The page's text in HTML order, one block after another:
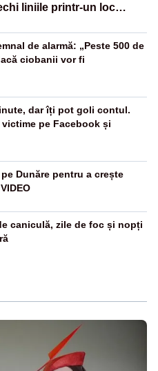
liniile printr-un loc
de alarmă: „Peste 500 de
ciobanii vor fi
dar îți pot goli contul.
pe Facebook și
Dunăre pentru a crește
caniculă, zile de foc și nopți